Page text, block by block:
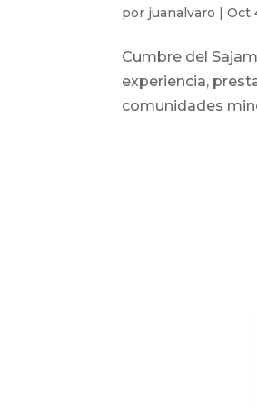
por juanalvaro |Oct
Cumbre del
experiencia,
comunidades